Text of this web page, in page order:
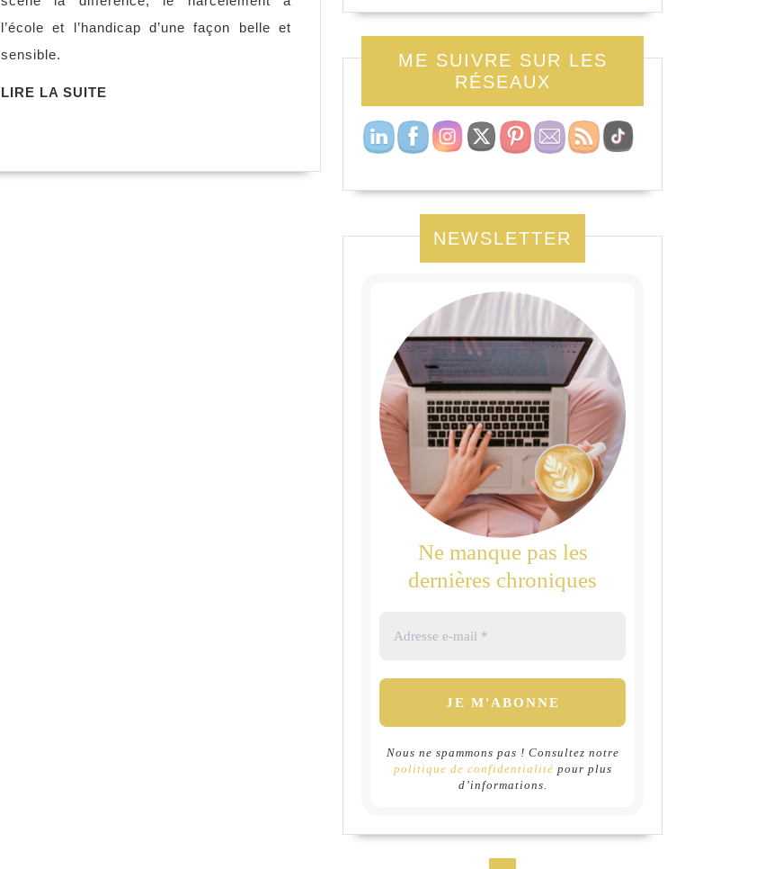
Yoshitoki
Oima
l’école et l’handicap d’une façon belle et
sensible.
LIRE LA SUITE
ME SUIVRE SUR LES
RÉSEAUX
NEWSLETTER
Ne manque pas les
dernières chroniques
Nous ne spammons pas ! Consultez notre
politique de confidentialité pour plus
d’informations.